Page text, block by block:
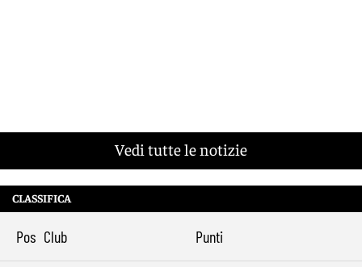
Vedi tutte le notizie
CLASSIFICA
Pos Club Punti